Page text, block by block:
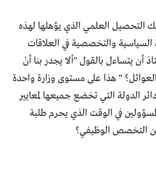
التحصيل العلمي الذي يؤهلها لهذه
السياسية والتخصصية في العلاقات
أن يتساءل بالقول "ألا يجدر بنا أنْ
" هذا على مستوى وزارة واحدة
الدولة التي تخضع جميعها لمعايير
في الوقت الذي يحرم طلبة
التخصص الوظيفي؟